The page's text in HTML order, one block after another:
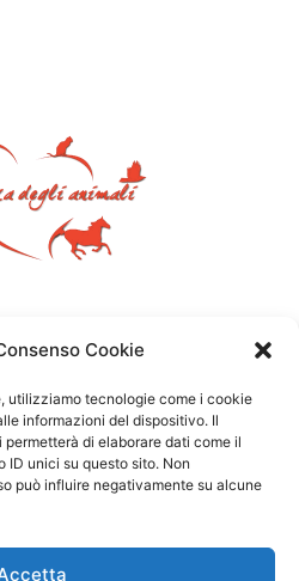
Cookie
utilizziamo tecnologie come i cookie
informazioni del dispositivo. Il
di elaborare dati come il
ID unici su questo sito. Non
può influire negativamente su alcune